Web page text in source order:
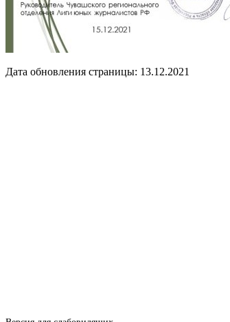
Дата обновления страницы: 13.12.2021